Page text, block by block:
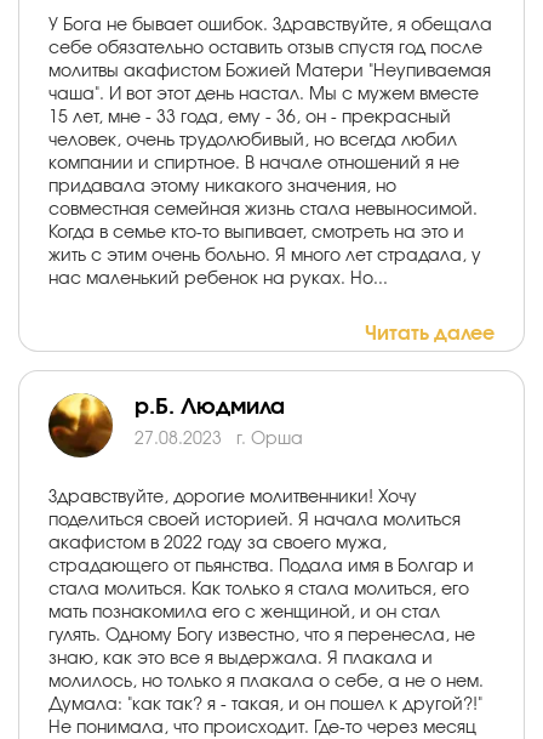
У Бога не бывает ошибок. Здравствуйте, я обещала
себе обязательно оставить отзыв спустя год после
молитвы акафистом Божией Матери "Неупиваемая
чаша". И вот этот день настал. Мы с мужем вместе
15 лет, мне - 33 года, ему - 36, он - прекрасный
человек, очень трудолюбивый, но всегда любил
компании и спиртное. В начале отношений я не
придавала этому никакого значения, но
совместная семейная жизнь стала невыносимой.
Когда в семье кто-то выпивает, смотреть на это и
жить с этим очень больно. Я много лет страдала, у
нас маленький ребенок на руках. Но...
Читать далее
р.Б. Людмила
27.08.2023 г. Орша
Здравствуйте, дорогие молитвенники! Хочу
поделиться своей историей. Я начала молиться
акафистом в 2022 году за своего мужа,
страдающего от пьянства. Подала имя в Болгар и
стала молиться. Как только я стала молиться, его
мать познакомила его с женщиной, и он стал
гулять. Одному Богу известно, что я перенесла, не
знаю, как это все я выдержала. Я плакала и
молилось, но только я плакала о себе, а не о нем.
Думала: "как так? я - такая, и он пошел к другой?!"
Не понимала, что происходит. Где-то через месяц